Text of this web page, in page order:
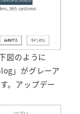
図のように
」がグレーア
。アップデー